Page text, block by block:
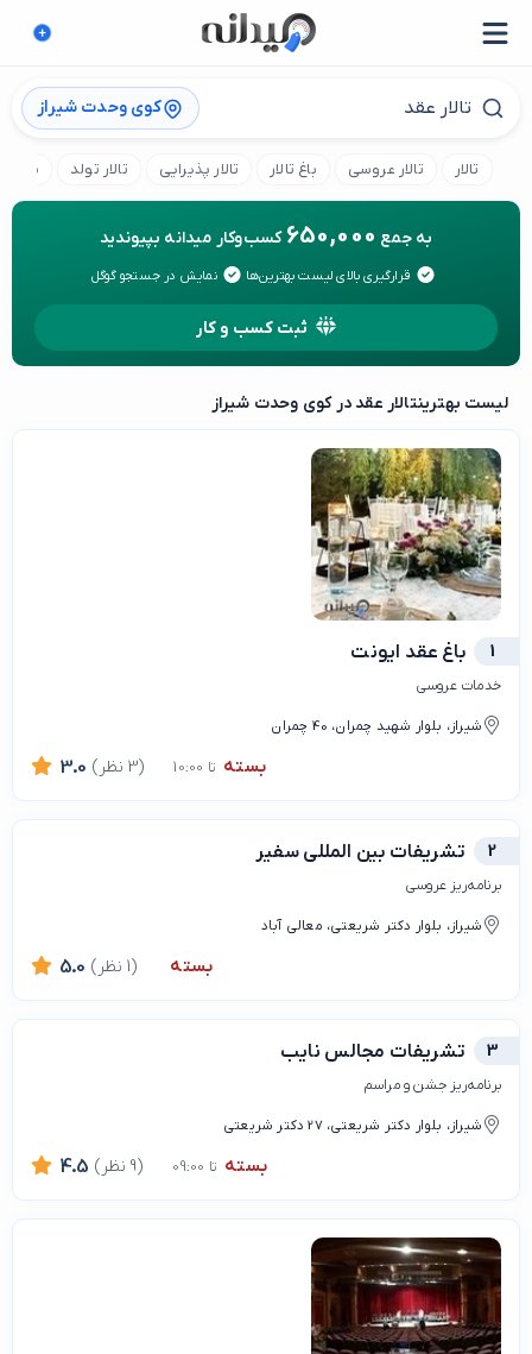
کوی وحدت شیراز
تالار تالار عروسی باغ تالار تالار پذیرایی تالار تولد باغ
به جمع 650,000 کسب‌وکار میدانه بپیوندید
قرارگیری بالای لیست بهترین‌ها نمایش در جستجو گوگل
ثبت کسب و کار
لیست بهترینتالار عقد در کوی وحدت شیراز
1 باغ عقد ایونت
خدمات عروسی
شیراز، بلوار شهید چمران، 40 چمران
بسته تا 10:00 3.0 (3 نظر)
2 تشریفات بین المللی سفیر
برنامه‌ریز عروسی
شیراز، بلوار دکتر شریعتی، معالی آباد
بسته 5.0 (1 نظر)
3 تشریفات مجالس نایب
برنامه‌ریز جشن و مراسم
شیراز، بلوار دکتر شریعتی، 27 دکتر شریعتی
بسته تا 09:00 4.5 (9 نظر)